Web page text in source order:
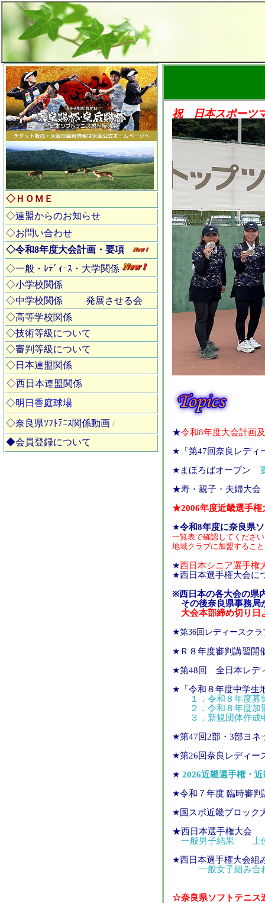
◇ＨＯＭＥ
◇連盟からのお知らせ
◇お問い合わせ
◇令和8年度大会計画・要項
◇一般・ﾚﾃﾞｨｰｽ・大学関係
◇小学校関係
◇中学校関係
発展させる会
◇高等学校関係
◇技術等級について
◇審判等級について
◇日本連盟関係
◇西日本連盟関係
◇明日香庭球場
◇奈良県ｿﾌﾄﾃﾆｽ関係動画 /
◆会員登録について
祝 日本スポーツ
★令和8年度大会計画
★「第47回奈良レデ
★まほろばオープン
★寿・親子・夫婦大
★2006年度近畿選手
★令和8年度に奈良県
一覧表で確認してくださ
地域クラブに加盟するこ
★西日本シニア選手
★西日本選手権
※西日本の各大会の県
その後奈良県事務局
大会本部締め切り日
★第36回レディースク
★Ｒ８年度審判講習開
★第48回 全日本レ
★「令和８年度中学生
１．令和８年度
２．令和８年度
３．新規団体作
★第47回2部・3部ヨ
★第26回奈良レディ
★ 2026近畿選手権・
★令和７年度 臨時
★国スポ近畿ブロック
★西日本選手権大会
一般男子結果
★西日本選手権大会
一般女子組み合
☆奈良県ソフトテニス